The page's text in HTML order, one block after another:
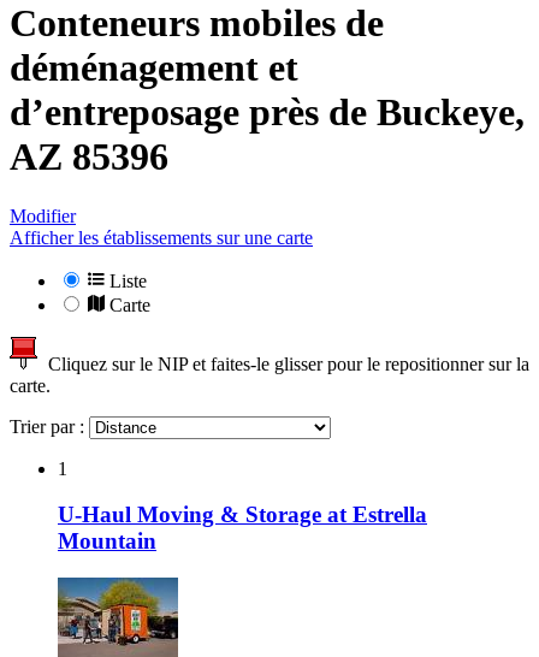
Conteneurs mobiles de
déménagement et
d’entreposage près de Buckeye,
AZ 85396
Modifier
Afficher les établissements sur une carte
Liste
Carte
Cliquez sur le NIP et faites-le glisser pour le repositionner sur la
carte.
Trier par :
1
U-Haul Moving & Storage at Estrella
Mountain